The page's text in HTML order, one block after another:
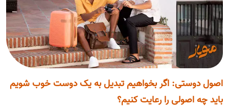
اصول دوستی: اگر بخواهیم تبدیل به یک دوست خوب شویم
باید چه اصولی را رعایت کنیم؟